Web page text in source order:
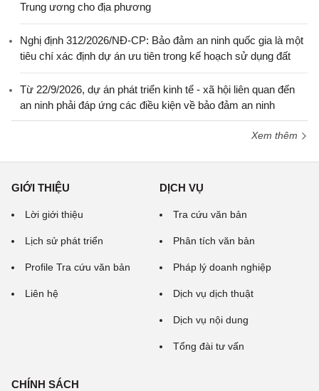
Trung ương cho địa phương
Nghị định 312/2026/NĐ-CP: Bảo đảm an ninh quốc gia là một
tiêu chí xác định dự án ưu tiên trong kế hoạch sử dụng đất
Từ 22/9/2026, dự án phát triển kinh tế - xã hội liên quan đến
an ninh phải đáp ứng các điều kiện về bảo đảm an ninh
Xem thêm
GIỚI THIỆU
Lời giới thiệu
Lịch sử phát triển
Profile Tra cứu văn bản
Liên hệ
DỊCH VỤ
Tra cứu văn bản
Phân tích văn bản
Pháp lý doanh nghiệp
Dịch vụ dịch thuật
Dịch vụ nội dung
Tổng đài tư vấn
CHÍNH SÁCH